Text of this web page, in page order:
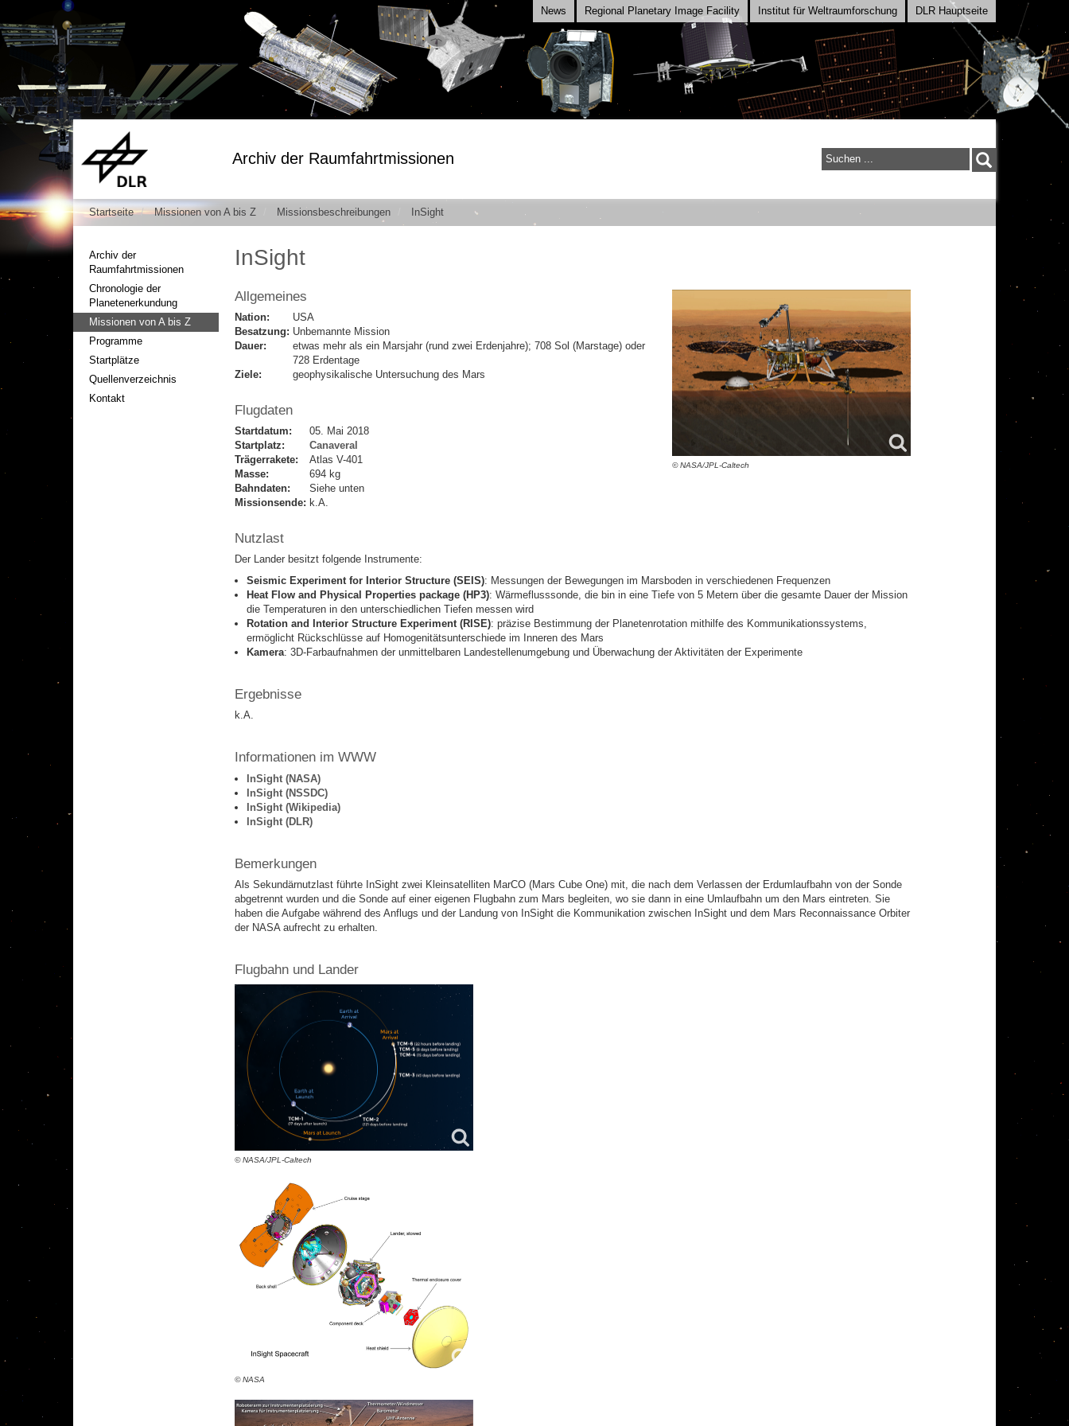
Archiv der Raumfahrtmissionen
Suchen
Startseite Missionen von A bis Z Missionsbeschreibungen InSight
Archiv der
Raumfahrtmissionen
Chronologie der
Planetenerkundung
Missionen von A bis Z
Programme
Startplätze
Quellenverzeichnis
Kontakt
InSight
© NASA/JPL-Caltech
Allgemeines
Nation:
USA
Besatzung: Unbemannte Mission
Dauer:
etwas mehr als ein Marsjahr (rund zwei Erdenjahre); 708 Sol (Marstage) oder
728 Erdentage
Ziele:
geophysikalische Untersuchung des Mars
Flugdaten
Startdatum:
05. Mai 2018
Startplatz:
Canaveral
Trägerrakete:
Atlas V-401
Masse:
694 kg
Bahndaten:
Siehe unten
Missionsende: k.A.
Nutzlast
Der Lander besitzt folgende Instrumente:
Seismic Experiment for Interior Structure (SEIS): Messungen der Bewegungen im Marsboden in verschiedenen Frequenzen
Heat Flow and Physical Properties package (HP3): Wärmeflusssonde, die bin in eine Tiefe von 5 Metern über die gesamte Dauer der Mission
die Temperaturen in den unterschiedlichen Tiefen messen wird
Rotation and Interior Structure Experiment (RISE): präzise Bestimmung der Planetenrotation mithilfe des Kommunikationssystems,
ermöglicht Rückschlüsse auf Homogenitätsunterschiede im Inneren des Mars
Kamera: 3D-Farbaufnahmen der unmittelbaren Landestellenumgebung und Überwachung der Aktivitäten der Experimente
Ergebnisse
k.A.
Informationen im WWW
InSight (NASA)
InSight (NSSDC)
InSight (Wikipedia)
InSight (DLR)
Bemerkungen
Als Sekundärnutzlast führte InSight zwei Kleinsatelliten MarCO (Mars Cube One) mit, die nach dem Verlassen der Erdumlaufbahn von der Sonde
abgetrennt wurden und die Sonde auf einer eigenen Flugbahn zum Mars begleiten, wo sie dann in eine Umlaufbahn um den Mars eintreten. Sie
haben die Aufgabe während des Anflugs und der Landung von InSight die Kommunikation zwischen InSight und dem Mars Reconnaissance Orbiter
der NASA aufrecht zu erhalten.
Flugbahn und Lander
© NASA/JPL-Caltech
© NASA
News Regional Planetary Image Facility Institut für Weltraumforschung DLR Hauptseite